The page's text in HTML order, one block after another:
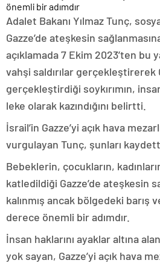
Adalet Bakanı Yılmaz Tunç,
Gazze’de ateşkesin
açıklamada 7 Ekim 2023’ten bu
vahşi saldırılar gerçekleştirerek
gerçekleştirdiği soykırımın,
leke olarak kazındığını belirtti.
İsrail’in Gazze’yi açık hava
vurgulayan Tunç, şunları
Bebeklerin, çocukların,
katledildiği Gazze’de ateşkesin
kalınmış ancak bölgedeki barış
derece önemli bir adımdır.
İnsan haklarını ayaklar altına
yok sayan, Gazze’yi açık hava